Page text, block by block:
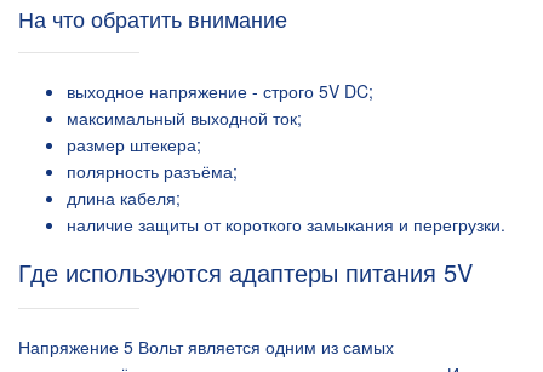
На что обратить внимание
выходное напряжение - строго 5V DC;
максимальный выходной ток;
размер штекера;
полярность разъёма;
длина кабеля;
наличие защиты от короткого замыкания и перегрузки.
Где используются адаптеры питания 5V
Напряжение 5 Вольт является одним из самых